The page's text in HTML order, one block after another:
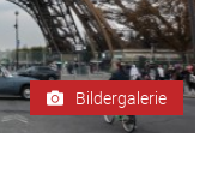
Bildergalerie